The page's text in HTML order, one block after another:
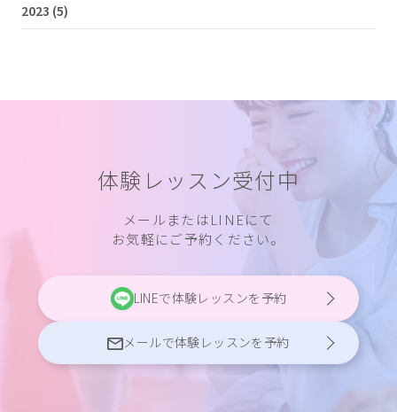
2023 (5)
体験レッスン受付中
メールまたはLINEにて
お気軽にご予約ください。
LINEで体験レッスンを予約
メールで体験レッスンを予約